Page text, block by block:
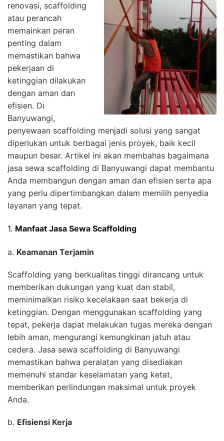
renovasi, scaffolding
atau perancah
memainkan peran
penting dalam
memastikan bahwa
pekerjaan di
ketinggian dilakukan
dengan aman dan
efisien. Di
Banyuwangi,
penyewaan scaffolding menjadi solusi yang sangat
diperlukan untuk berbagai jenis proyek, baik kecil
maupun besar. Artikel ini akan membahas bagaimana
jasa sewa scaffolding di Banyuwangi dapat membantu
Anda membangun dengan aman dan efisien serta apa
yang perlu dipertimbangkan dalam memilih penyedia
layanan yang tepat.
1. Manfaat Jasa Sewa Scaffolding
a. Keamanan Terjamin
Scaffolding yang berkualitas tinggi dirancang untuk
memberikan dukungan yang kuat dan stabil,
meminimalkan risiko kecelakaan saat bekerja di
ketinggian. Dengan menggunakan scaffolding yang
tepat, pekerja dapat melakukan tugas mereka dengan
lebih aman, mengurangi kemungkinan jatuh atau
cedera. Jasa sewa scaffolding di Banyuwangi
memastikan bahwa peralatan yang disediakan
memenuhi standar keselamatan yang ketat,
memberikan perlindungan maksimal untuk proyek
Anda.
b. Efisiensi Kerja